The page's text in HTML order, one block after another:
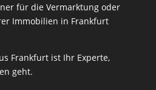
für die Vermarktung oder
Immobilien in Frankfurt
Frankfurt ist Ihr Experte,
geht.